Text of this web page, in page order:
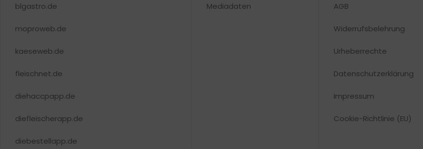
blgastro.de
moproweb.de
kaeseweb.de
fleischnet.de
diehaccpapp.de
diefleischerapp.de
diebestellapp.de
Mediadaten AGB
Widerrufsbelehrung
Urheberrechte​
Datenschutzerklärung
Impressum
Cookie-Richtlinie (EU)